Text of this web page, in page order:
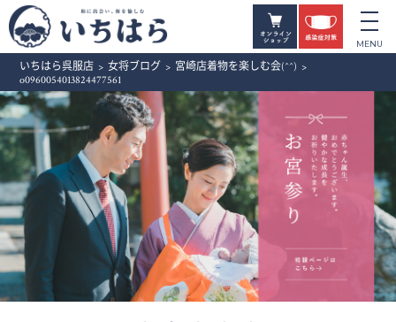
いちはら呉服店 > 女将ブログ > 宮崎店着物を楽しむ会(^^) >
o0960054013824477561